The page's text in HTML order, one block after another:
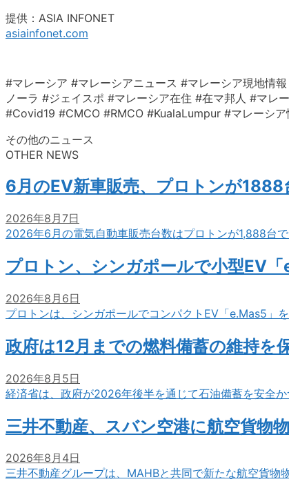
提供：ASIA INFONET
asiainfonet.com
#マレーシア #マレーシアニュース #マレーシア現地情
ノーラ #ジェイスポ #マレーシア在住 #在マ邦人 #マ
#Covid19 #CMCO #RMCO #KualaLumpur #マレーシ
その他のニュース
OTHER NEWS
6月のEV新車販売、プロトンが
2026年8月7日
2026年6月の電気自動車販売台数はプロトンが1,888台
プロトン、シンガポールで小型EV
2026年8月6日
プロトンは、シンガポールでコンパクトEV「e.Mas5」
政府は12月までの燃料備蓄の維持を
2026年8月5日
経済省は、政府が2026年後半を通じて石油備蓄を安全
三井不動産、スバン空港に航空貨物
2026年8月4日
三井不動産グループは、MAHBと共同で新たな航空貨物